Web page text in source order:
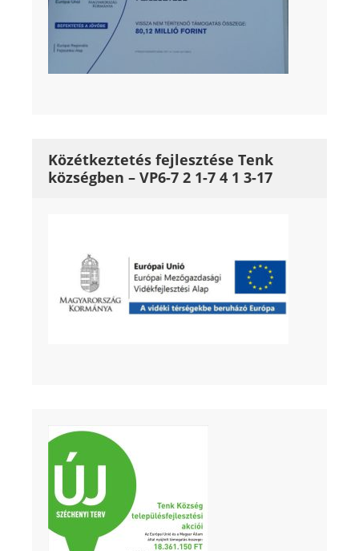
Közétkeztetés fejlesztése Tenk
községben – VP6-7 2 1-7 4 1 3-17